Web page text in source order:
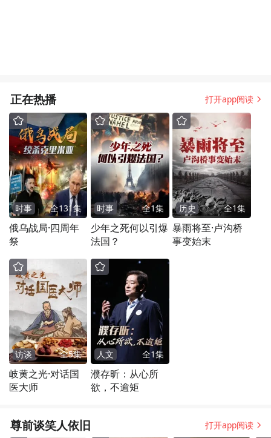
正在热播 打开app阅读
时事 全131集
俄乌战局·四周年
祭
时事 全1集
少年之死何以引爆
法国？
历史 全1集
暴雨将至·卢沟桥
事变始末
访谈 全5集
岐黄之光·对话国
医大师
人文 全1集
濮存昕：从心所
欲，不逾矩
尊前谈笑人依旧 打开app阅读